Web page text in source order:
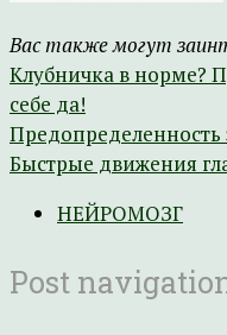
Вас также могут
Клубничка в норме?
себе да!
Предопределенность
Быстрые движения
НЕЙРОМОЗГ
Post